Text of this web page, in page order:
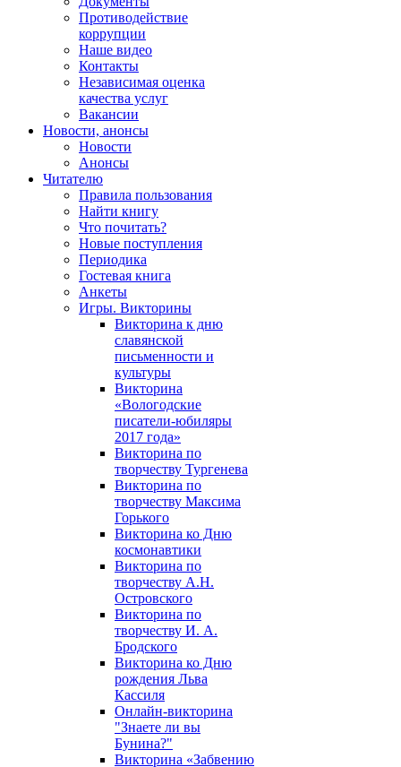
Противодействие
коррупции
Наше видео
Контакты
Независимая оценка
качества услуг
Вакансии
Новости, анонсы
Новости
Анонсы
Читателю
Правила пользования
Найти книгу
Что почитать?
Новые поступления
Периодика
Гостевая книга
Анкеты
Игры. Викторины
Викторина к дню
славянской
письменности и
культуры
Викторина
«Вологодские
писатели-юбиляры
2017 года»
Викторина по
творчеству Тургенева
Викторина по
творчеству Максима
Горького
Викторина ко Дню
космонавтики
Викторина по
творчеству А.Н.
Островского
Викторина по
творчеству И. А.
Бродского
Викторина ко Дню
рождения Льва
Кассиля
Онлайн-викторина
"Знаете ли вы
Бунина?"
Викторина «Забвению